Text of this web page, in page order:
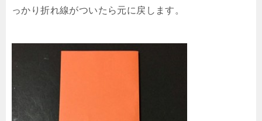
っかり折れ線がついたら元に戻します。